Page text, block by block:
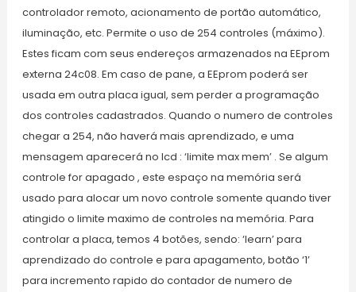
controlador remoto, acionamento de portão automático,
iluminação, etc. Permite o uso de 254 controles (máximo).
Estes ficam com seus endereços armazenados na EEprom
externa 24c08. Em caso de pane, a EEprom poderá ser
usada em outra placa igual, sem perder a programação
dos controles cadastrados. Quando o numero de controles
chegar a 254, não haverá mais aprendizado, e uma
mensagem aparecerá no lcd : ‘limite max mem’ . Se algum
controle for apagado , este espaço na memória será
usado para alocar um novo controle somente quando tiver
atingido o limite maximo de controles na memória. Para
controlar a placa, temos 4 botões, sendo: ‘learn’ para
aprendizado do controle e para apagamento, botão ‘1’
para incremento rapido do contador de numero de